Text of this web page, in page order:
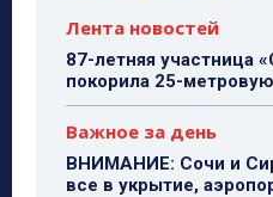
Лента новостей
87-летняя участница
покорила 25-
Важное за день
ВНИМАНИЕ: Сочи и
все в укрытие,